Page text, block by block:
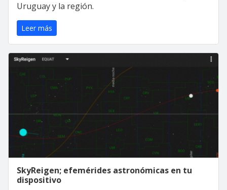
Uruguay y la región.
Leer más
SkyReigen; efemérides astronómicas en tu
dispositivo